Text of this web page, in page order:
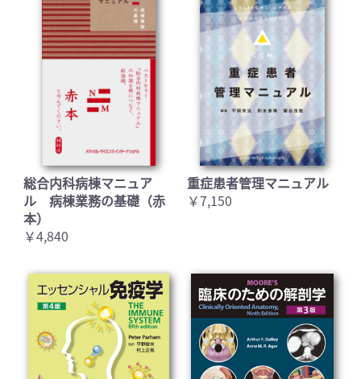
総合内科病棟マニュア
ル 病棟業務の基礎（赤
本）
￥4,840
重症患者管理マニュアル
￥7,150